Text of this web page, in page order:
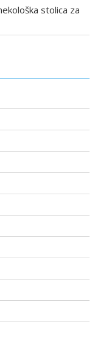
stolica za